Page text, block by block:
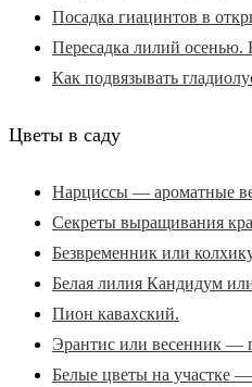
Посадка гиацинтов в
Пересадка лилий осенью.
Как подвязывать
Цветы в саду
Нарциссы — ароматные
Секреты выращивания
Безвременник или
Белая лилия Кандидум
Пион кавахский.
Эрантис или весенник —
Белые цветы на участке —